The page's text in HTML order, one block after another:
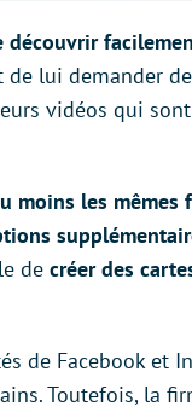
découvrir
de lui demander
vidéos qui
moins les mêmes
de créer des
de Facebook et
Toutefois, la